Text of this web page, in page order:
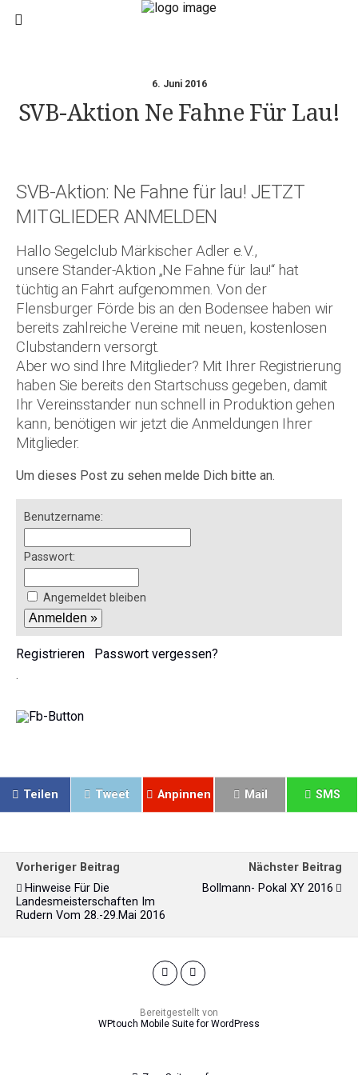
6. Juni 2016
SVB-Aktion Ne Fahne Für Lau!
SVB-Aktion: Ne Fahne für lau! JETZT
MITGLIEDER ANMELDEN
Hallo Segelclub Märkischer Adler e.V.,
unsere Stander-Aktion „Ne Fahne für lau!“ hat
tüchtig an Fahrt aufgenommen. Von der
Flensburger Förde bis an den Bodensee haben wir
bereits zahlreiche Vereine mit neuen, kostenlosen
Clubstandern versorgt.
Aber wo sind Ihre Mitglieder? Mit Ihrer Registrierung
haben Sie bereits den Startschuss gegeben, damit
Ihr Vereinsstander nun schnell in Produktion gehen
kann, benötigen wir jetzt die Anmeldungen Ihrer
Mitglieder.
Um dieses Post zu sehen melde Dich bitte an.
Benutzername:
Passwort:
Angemeldet bleiben
Registrieren
Passwort vergessen?
.
Teilen Tweet Anpinnen Mail SMS
Vorheriger Beitrag
Hinweise Für Die
Landesmeisterschaften Im
Rudern Vom 28.-29.Mai 2016
Nächster Beitrag
Bollmann- Pokal XY 2016
Bereitgestellt von
WPtouch Mobile Suite for WordPress